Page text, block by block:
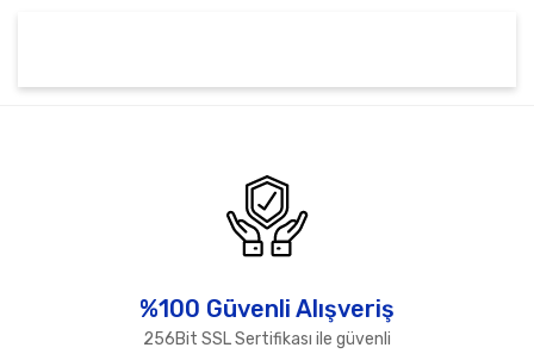
Yorum Yaz
Ürün resmi kalitesiz, bozuk veya görüntülenemiyor.
Ürün açıklamasında eksik bilgiler bulunuyor.
Ürün fiyatı diğer sitelerden daha pahalı.
%100 Güvenli Alışveriş
256Bit SSL Sertifikası ile güvenli